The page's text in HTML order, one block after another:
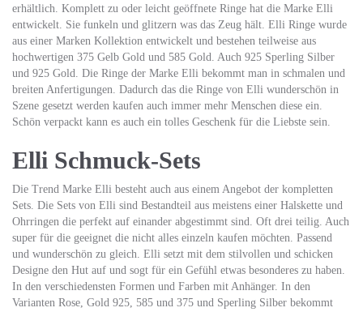
erhältlich. Komplett zu oder leicht geöffnete Ringe hat die Marke Elli
entwickelt. Sie funkeln und glitzern was das Zeug hält. Elli Ringe wurde
aus einer Marken Kollektion entwickelt und bestehen teilweise aus
hochwertigen 375 Gelb Gold und 585 Gold. Auch 925 Sperling Silber
und 925 Gold. Die Ringe der Marke Elli bekommt man in schmalen und
breiten Anfertigungen. Dadurch das die Ringe von Elli wunderschön in
Szene gesetzt werden kaufen auch immer mehr Menschen diese ein.
Schön verpackt kann es auch ein tolles Geschenk für die Liebste sein.
Elli Schmuck-Sets
Die Trend Marke Elli besteht auch aus einem Angebot der kompletten
Sets. Die Sets von Elli sind Bestandteil aus meistens einer Halskette und
Ohrringen die perfekt auf einander abgestimmt sind. Oft drei teilig. Auch
super für die geeignet die nicht alles einzeln kaufen möchten. Passend
und wunderschön zu gleich. Elli setzt mit dem stilvollen und schicken
Designe den Hut auf und sogt für ein Gefühl etwas besonderes zu haben.
In den verschiedensten Formen und Farben mit Anhänger. In den
Varianten Rose, Gold 925, 585 und 375 und Sperling Silber bekommt